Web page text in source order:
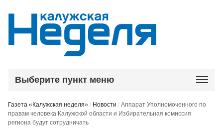
Выберите пункт меню
Газета «Калужская неделя» / Новости /Аппарат Уполномоченного по
правам человека Калужской области и Избирательная комиссия
региона будут сотрудничать